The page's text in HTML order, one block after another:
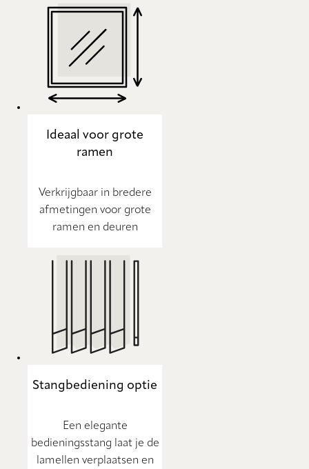
Ideaal voor grote
ramen
Verkrijgbaar in bredere
afmetingen voor grote
ramen en deuren
Stangbediening optie
Een elegante
bedieningsstang laat je de
lamellen verplaatsen en